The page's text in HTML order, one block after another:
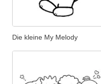
Die kleine My Melody